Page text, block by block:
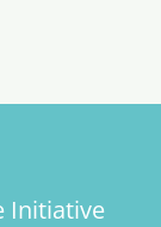
Initiative